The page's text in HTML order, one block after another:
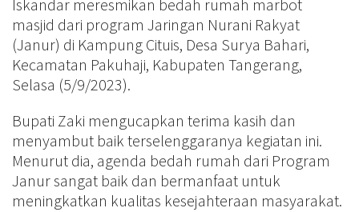
Iskandar meresmikan bedah rumah marbot
masjid dari program Jaringan Nurani Rakyat
(Janur) di Kampung Cituis, Desa Surya Bahari,
Kecamatan Pakuhaji, Kabupaten Tangerang,
Selasa (5/9/2023).
Bupati Zaki mengucapkan terima kasih dan
menyambut baik terselenggaranya kegiatan ini.
Menurut dia, agenda bedah rumah dari Program
Janur sangat baik dan bermanfaat untuk
meningkatkan kualitas kesejahteraan masyarakat.